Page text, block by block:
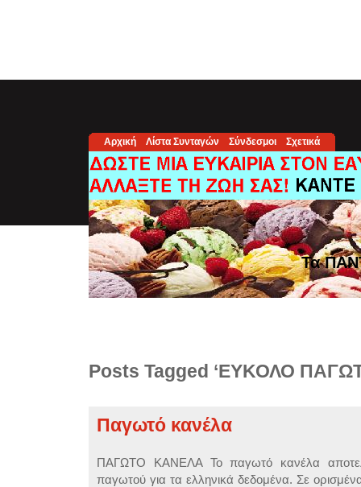
Αρχική Λίστα Συνταγών Σύνδεσμοι Σχετικά
Τα
Posts Tagged ‘ΕΥΚΟΛΟ
Παγωτό κανέλα
ΠΑΓΩΤΟ ΚΑΝΕΛΑ Το παγωτό κανέλα
παγωτού για τα ελληνικά δεδομένα. Σε